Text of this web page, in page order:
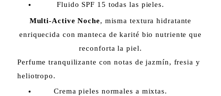
Fluido SPF 15 todas las pieles.
Multi-Active Noche, misma textura hidratante
enriquecida con manteca de karité bio nutriente que
reconforta la piel.
Perfume tranquilizante con notas de jazmín, fresia y
heliotropo.
Crema pieles normales a mixtas.